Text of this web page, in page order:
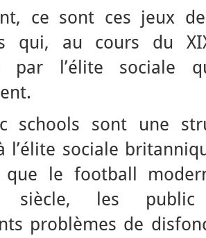
ce sont ces jeux
qui, au cours du
par l’élite sociale
schools sont une
l’élite sociale
que le football
siècle, les public
problèmes de